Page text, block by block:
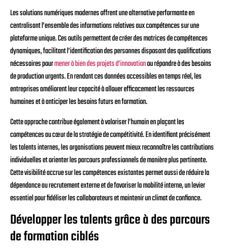
Les solutions numériques modernes offrent une alternative performante en
centralisant l’ensemble des informations relatives aux compétences sur une
plateforme unique. Ces outils permettent de créer des matrices de compétences
dynamiques, facilitant l’identification des personnes disposant des qualifications
nécessaires pourmener à bien des projets d’innovationou répondre à des besoins
de production urgents. En rendant ces données accessibles en temps réel, les
entreprises améliorent leur capacité à allouer efficacement les ressources
humaines et à anticiper les besoins futurs en formation.
Cette approche contribue également à valoriser l’humain en plaçant les
compétences au cœur de la stratégie de compétitivité. En identifiant précisément
les talents internes, les organisations peuvent mieux reconnaître les contributions
individuelles et orienter les parcours professionnels de manière plus pertinente.
Cette visibilité accrue sur les compétences existantes permet aussi de réduire la
dépendance au recrutement externe et de favoriser la mobilité interne, un levier
essentiel pour fidéliser les collaborateurs et maintenir un climat de confiance.
Développer les talents grâce à des parcours
de formation ciblés